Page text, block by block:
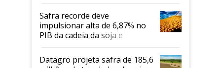
Safra recorde deve
impulsionar alta de 6,87% no
PIB da cadeia da soja e
biodiesel em 2026
Datagro projeta safra de 185,6